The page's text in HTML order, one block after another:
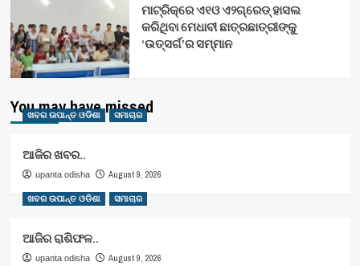
ମାଟ୍ରିକ୍‌ରେ ଏ୧ଓ ଏ୨ଗ୍ରେଡ୍‌ ହାସଲ
କରିଥିବା ମେଧାବୀ ଛାତ୍ରଛାତ୍ରୀଙ୍କୁ
‘ଉତ୍ସର୍ଗ’ର ସମ୍ମାନ
You may have missed
ଖବର ଉପାନ୍ତ ଓଡିଶା ସମାଚାର
ଆଜିର ଖବର..
upanta odisha August 9, 2026
ଖବର ଉପାନ୍ତ ଓଡିଶା ସମାଚାର
ଆଜିର ରାଶିଫଳ..
upanta odisha August 9, 2026